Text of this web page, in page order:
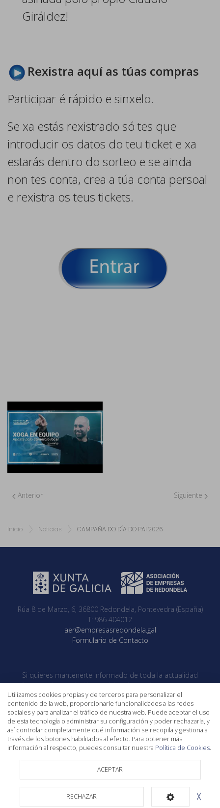
Giráldez!
Rexistra aquí as túas compras
Participar é rápido e sinxelo.
Se xa estás rexistrado só tes que
introducir os datos do teu ticket e xa
estarás dentro do sorteo e se ainda
non tes conta, crea a túa conta persoal
e rexistra os teus tickets.
Anterior Siguiente
Inicio Noticias CAMPAÑA DO DÍA DO PAI 2026
Rúa 8 de Marzo, 6, 36800 Redondela, Pontevedra (España)
T: 986 404012
aer@empresasredondela.gal
Formulario de Contacto
Si quieres mantenerte informado de toda la actualidad
referente a la asociación no dejes de seguirnos en nuestras
redes sociales
POLÍTICA DE PRIVACIDAD
CANAL DE DENUNCIAS
GL
Utilizamos cookies propias y de terceros para personalizar el
contenido de la web, proporcionarle funcionalidades a las redes
sociales y para analizar el tráfico de nuestra web. Puede aceptar el uso
de esta tecnología o administrar su configuración y poder rechazarla, y
así controlar completamente qué información se recopila y gestiona a
través de los botones habilitados al efecto. Para obtener más
información al respecto, puedes consultar nuestra Política de Cookies.
ACEPTAR
RECHAZAR ╳